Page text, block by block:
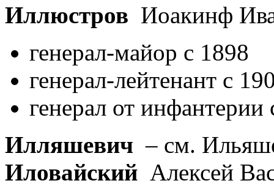
Иллюстров Иоакинф
генерал-майор с 1898
генерал-лейтенант с
генерал от
Илляшевич – см.
Иловайский Алексей